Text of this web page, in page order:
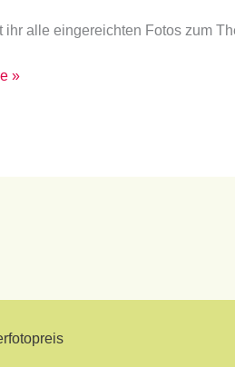
ihr alle eingereichten Fotos zum
»